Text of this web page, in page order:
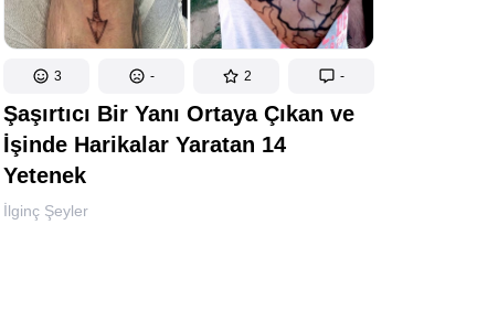
3 - 2 -
Şaşırtıcı Bir Yanı Ortaya Çıkan ve
İşinde Harikalar Yaratan 14
Yetenek
İlginç Şeyler